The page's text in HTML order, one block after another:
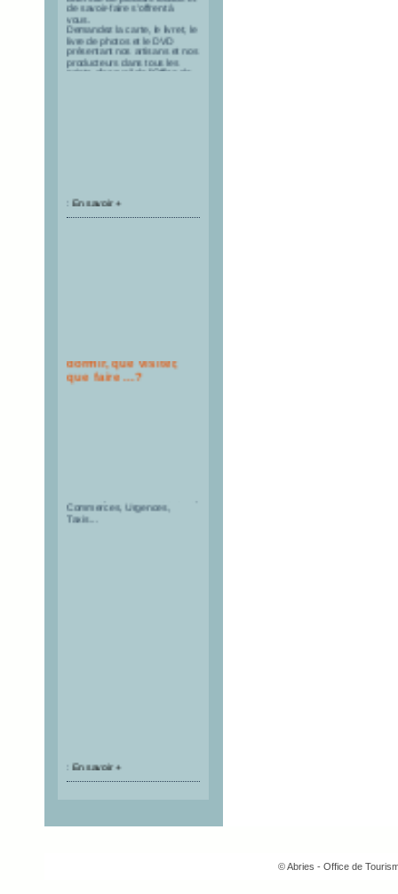
vous.
Demandez la carte, le livret, le
livre de photos et le DVD
présentant nos artisans et nos
producteurs dans tous les
points d'accueil de l'Office de
que faire ...?
Commerces, Urgences,
Taxis...
© Abries - Office de